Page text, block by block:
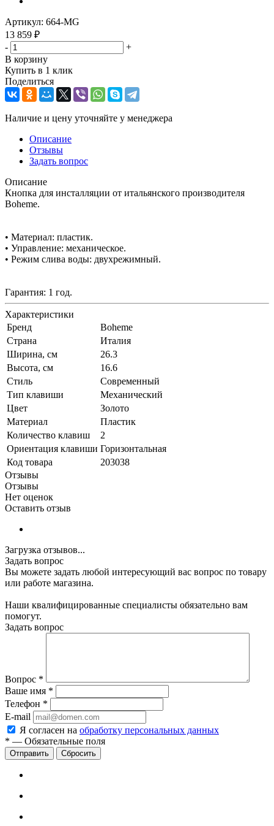
Артикул: 664-MG
13 859 ₽
-
+
В корзину
Купить в 1 клик
Поделиться
Наличие и цену уточняйте у менеджера
Описание
Отзывы
Задать вопрос
Описание
Кнопка для инсталляции от итальянского производителя
Boheme.
• Материал: пластик.
• Управление: механическое.
• Режим слива воды: двухрежимный.
Гарантия: 1 год.
Характеристики
Бренд
Boheme
Страна
Италия
Ширина, см
26.3
Высота, см
16.6
Стиль
Современный
Тип клавиши
Механический
Цвет
Золото
Материал
Пластик
Количество клавиш
2
Ориентация клавиши Горизонтальная
Код товара
203038
Отзывы
Отзывы
Нет оценок
Оставить отзыв
Загрузка отзывов...
Задать вопрос
Вы можете задать любой интересующий вас вопрос по товару
или работе магазина.
Наши квалифицированные специалисты обязательно вам
помогут.
Задать вопрос
Вопрос *
Ваше имя *
Телефон *
E-mail
Я согласен на обработку персональных данных
* — Обязательные поля
Сбросить